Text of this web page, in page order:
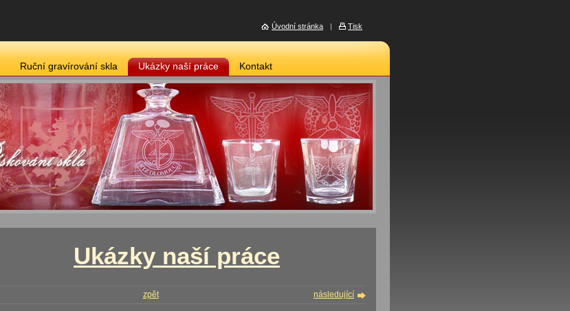
Ruční gravírování skla Ukázky naší práce Kontakt
Ukázky naší práce
následující
zpět
Úvodní stránka | Tisk